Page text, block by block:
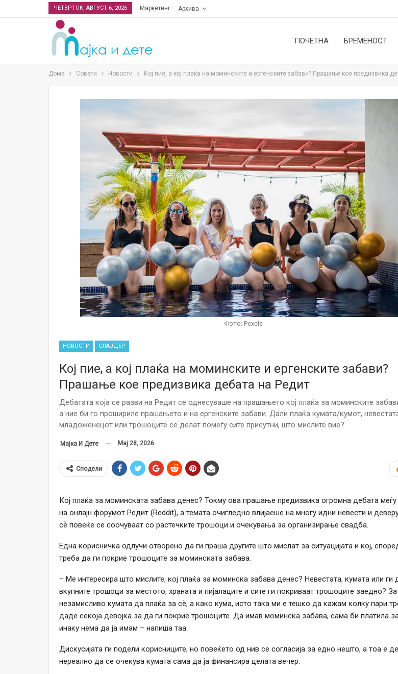
ЧЕТВРТОК, АВГУСТ 6, 2026 Маркетинг Архива
ПОЧЕТНА БРЕМЕНОСТ
Дома Совети Новости Кој пие, а кој плаќа на моминските и ергенските забави? Прашање кое предизвика
Фото: Pexels
НОВОСТИ СЛАЈДЕР
Кој пие, а кој плаќа на моминските и ергенските забави?
Прашање кое предизвика дебата на Редит
Дебатата која се разви на Редит се однесуваше на прашањето кој плаќа за моминските
а ние би го прошириле прашањето и на ергенските забави. Дали плаќа кумата/кумот,
младоженецот или трошоците се делат помеѓу сите присутни, што мислите вие?
Мајка И Дете Мај 28, 2026
Сподели
Кој плаќа за моминската забава денес? Токму ова прашање предизвика огромна дебата меѓу
на онлајн форумот Редит (Reddit), а темата очигледно влијаеше на многу идни невести и
сѐ повеќе се соочуваат со растечките трошоци и очекувања за организирање свадба.
Една корисничка одлучи отворено да ги праша другите што мислат за ситуацијата и кој,
треба да ги покрие трошоците за моминската забава.
– Ме интересира што мислите, кој плаќа за моминска забава денес? Невестата, кумата или ги
вкупните трошоци за местото, храната и пијалаците и сите ги покриваат трошоците заедно?
незамисливо кумата да плаќа за сè, а како кума, исто така ми е тешко да кажам колку пари
даде секоја девојка за да ги покрие трошоците. Да имав моминска забава, сама би платила
инаку нема да ја имам – напиша таа.
Дискусијата ги подели корисниците, но повеќето од нив се согласија за едно нешто, а тоа е
нереално да се очекува кумата сама да ја финансира целата вечер.
НОВОСТИ
Малолетниците ќе бидат
15-тата година:
забрана за…
Мајка и Дете Јул 23,
Нов тест од
Австралијка роди
идентични ќерки:
И многу среќа не
завршила на